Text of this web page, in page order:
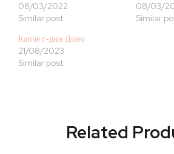
08/03/2022
Similar post
08/03/
Similar
Капче г-дин Дино
21/08/2023
Similar post
Related